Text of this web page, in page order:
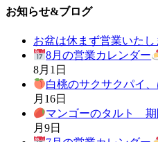
お知らせ&ブログ
お盆は休まず営業いたし
8月の営業カレンダー
8月1日
白桃のサクサクパイ
月16日
マンゴーのタルト 期
月9日